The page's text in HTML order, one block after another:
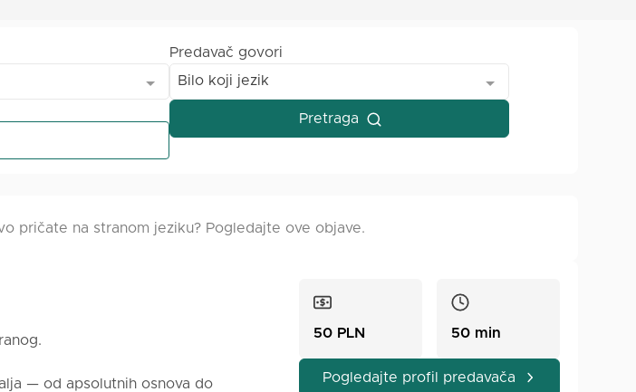
Predavač govori
Bilo koji jezik
Pretraga
pričate na stranom jeziku? Pogledajte ove objave.
— od apsolutnih osnova do
50 PLN 50 min
Pogledajte profil predavača